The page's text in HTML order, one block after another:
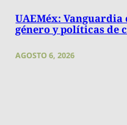
UAEMéx: Vanguardia
género y políticas de
AGOSTO 6, 2026